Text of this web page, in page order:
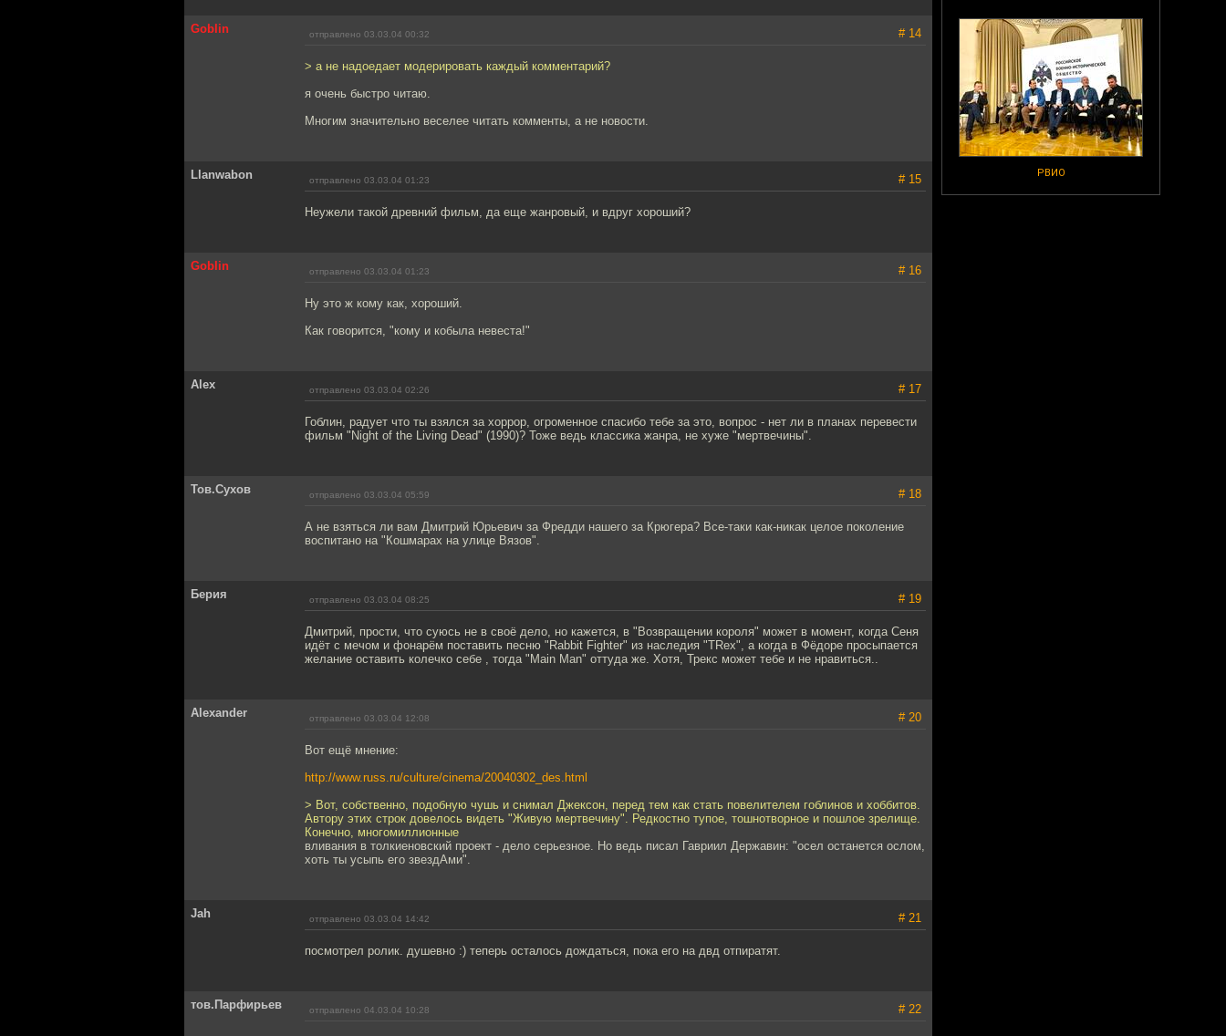
РВИО
Goblin отправлено 03.03.04 00:32 # 14
> а не надоедает модерировать каждый комментарий?
я очень быстро читаю.
Многим значительно веселее читать комменты, а не новости.
Llanwabon отправлено 03.03.04 01:23 # 15
Неужели такой древний фильм, да еще жанровый, и вдруг хороший?
Goblin отправлено 03.03.04 01:23 # 16
Ну это ж кому как, хороший.
Как говорится, "кому и кобыла невеста!"
Alex отправлено 03.03.04 02:26 # 17
Гоблин, радует что ты взялся за хоррор, огроменное спасибо тебе за это, вопрос - нет ли в планах перевести
фильм "Night of the Living Dead" (1990)? Тоже ведь классика жанра, не хуже "мертвечины".
Тов.Сухов отправлено 03.03.04 05:59 # 18
А не взяться ли вам Дмитрий Юрьевич за Фредди нашего за Крюгера? Все-таки как-никак целое поколение
воспитано на "Кошмарах на улице Вязов".
Берия отправлено 03.03.04 08:25 # 19
Дмитрий, прости, что суюсь не в своё дело, но кажется, в "Возвращении короля" может в момент, когда Сеня
идёт с мечом и фонарём поставить песню "Rabbit Fighter" из наследия "TRex", а когда в Фёдоре просыпается
желание оставить колечко себе , тогда "Main Man" оттуда же. Хотя, Трекс может тебе и не нравиться..
Alexander отправлено 03.03.04 12:08 # 20
Вот ещё мнение:
http://www.russ.ru/culture/cinema/20040302_des.html
> Вот, собственно, подобную чушь и снимал Джексон, перед тем как стать повелителем гоблинов и хоббитов.
Автору этих строк довелось видеть "Живую мертвечину". Редкостно тупое, тошнотворное и пошлое зрелище.
Конечно, многомиллионные
вливания в толкиеновский проект - дело серьезное. Но ведь писал Гавриил Державин: "осел останется ослом,
хоть ты усыпь его звездАми".
Jah отправлено 03.03.04 14:42 # 21
посмотрел ролик. душевно :) теперь осталось дождаться, пока его на двд отпиратят.
тов.Парфирьев отправлено 04.03.04 10:28 # 22